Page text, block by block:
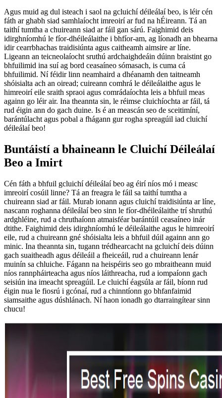
Agus muid ag dul isteach i saol na gcluichí déileálaí beo, is léir cén
fáth ar ghabh siad samhlaíocht imreoirí ar fud na hÉireann. Tá an
taithí tumtha a chuireann siad ar fáil gan sárú. Faighimid deis
idirghníomhú le fíor-dhéileálaithe i bhfíor-am, ag líonadh an bhearna
idir cearrbhachas traidisiúnta agus caitheamh aimsire ar líne.
Ligeann an teicneolaíocht sruthú ardchaighdeáin dúinn braistint go
bhfuilimid ina suí ag bord ceasaíneo sómasach, is cuma cá
bhfuilimid. Ní féidir linn neamhaird a dhéanamh den taitneamh
shóisialta ach an oiread; cuireann comhrá le déileálaithe agus le
himreoirí eile sraith spraoi agus comrádaíochta leis a bhfuil meas
againn go léir air. Ina theannta sin, le réimse cluichíochta ar fáil, tá
rud éigin ann do gach duine. Is é an meascán seo de sceitimíní,
barántúlacht agus pobal a fhágann gur rogha spreagúil iad cluichí
déileálaí beo!
Buntáistí a bhaineann le Cluichí Déileálaí
Beo a Imirt
Cén fáth a bhfuil gcluichí déileálaí beo ag éirí níos mó i measc
imreoirí cosúil linne? Tá an freagra le fáil sa taithí tumtha a
chuireann siad ar fáil. Murab ionann agus cluichí traidisiúnta ar líne,
nascann roghanna déileálaí beo sinn le fíor-dhéileálaithe trí shruthú
ardghléine, rud a chruthaíonn atmaisféar barántúil ceasaíneo inár
dtithe. Faighimid deis idirghníomhú le déileálaithe agus le himreoirí
eile, rud a chuireann gné shóisialta leis a bhfuil dúil againn ann go
minic. Ina theannta sin, tugann trédhearcacht na gcluichí deis dúinn
gach suaitheadh agus déileáil a fheiceáil, rud a chuireann lenár
muinín sa chluiche. Fágann na heispéiris seo go mbraitheann muid
níos rannpháirteacha agus níos láithreacha, rud a iompaíonn gach
seisiún ina imeacht spreagúil. Le cluichí éagsúla ar fáil, bíonn rud
éigin nua le fiosrú i gcónaí, rud a chinntíonn go bhfanfaimid
siamsaithe agus dúshlánach. Ní haon ionadh go dtarraingítear sinn
chucu!